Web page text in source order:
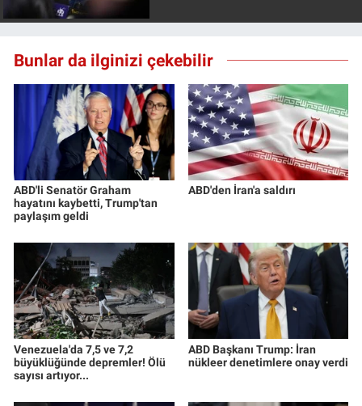
Bunlar da ilginizi çekebilir
ABD'li Senatör Graham
hayatını kaybetti, Trump'tan
paylaşım geldi
ABD'den İran'a saldırı
Venezuela'da 7,5 ve 7,2
büyüklüğünde depremler! Ölü
sayısı artıyor...
ABD Başkanı Trump: İran
nükleer denetimlere onay verdi